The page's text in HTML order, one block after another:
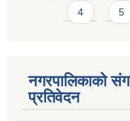
4 5
नगरपालिकाको
प्रतिवेदन